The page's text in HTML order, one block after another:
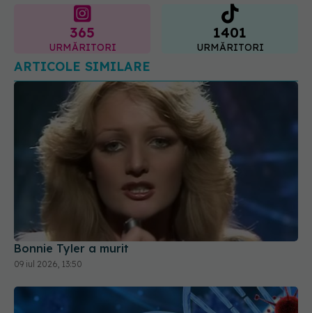
URMĂRITORI URMĂRITORI
ARTICOLE SIMILARE
Bonnie Tyler a murit
09 iul 2026, 13:50